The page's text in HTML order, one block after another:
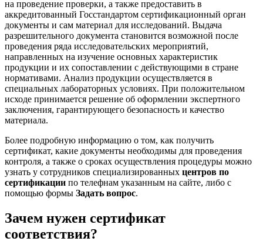
на проведение проверки, а также предоставить в
аккредитованный Госстандартом сертификационный орган
документы и сам материал для исследований. Выдача
разрешительного документа становится возможной после
проведения ряда исследовательских мероприятий,
направленных на изучение основных характеристик
продукции и их сопоставлении с действующими в стране
нормативами. Анализ продукции осуществляется в
специальных лабораторных условиях. При положительном
исходе принимается решение об оформлении экспертного
заключения, гарантирующего безопасность и качество
материала.
Более подробную информацию о том, как получить
сертификат, какие документы необходимы для проведения
контроля, а также о сроках осуществления процедуры можно
узнать у сотрудников специализированных центров по
сертификации по телефнам указанным на сайте, либо с
помощью формы Задать вопрос.
Зачем нужен сертификат
соответствия?